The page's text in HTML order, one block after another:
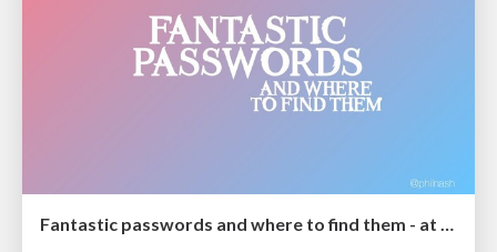
Fantastic passwords and where to find them - at NoRuKo